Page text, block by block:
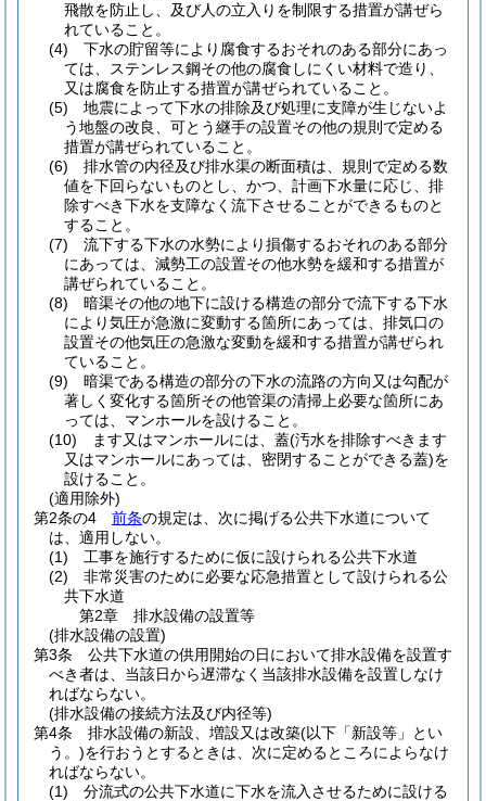
飛散を防止し、及び人の立入りを制限する措置が講ぜら
れていること。
(4)
下水の貯留等により腐食するおそれのある部分にあっ
ては、ステンレス鋼その他の腐食しにくい材料で造り、
又は腐食を防止する措置が講ぜられていること。
(5)
地震によって下水の排除及び処理に支障が生じないよ
う地盤の改良、可とう継手の設置その他の規則で定める
措置が講ぜられていること。
(6)
排水管の内径及び排水渠の断面積は、規則で定める数
値を下回らないものとし、かつ、計画下水量に応じ、排
除すべき下水を支障なく流下させることができるものと
すること。
(7)
流下する下水の水勢により損傷するおそれのある部分
にあっては、減勢工の設置その他水勢を緩和する措置が
講ぜられていること。
(8)
暗渠その他の地下に設ける構造の部分で流下する下水
により気圧が急激に変動する箇所にあっては、排気口の
設置その他気圧の急激な変動を緩和する措置が講ぜられ
ていること。
(9)
暗渠である構造の部分の下水の流路の方向又は勾配が
著しく変化する箇所その他管渠の清掃上必要な箇所にあ
っては、マンホールを設けること。
(10)
ます又はマンホールには、蓋(汚水を排除すべきます
又はマンホールにあっては、密閉することができる蓋)を
設けること。
(適用除外)
第2条の4
前条の規定は、次に掲げる公共下水道について
は、適用しない。
(1)
工事を施行するために仮に設けられる公共下水道
(2)
非常災害のために必要な応急措置として設けられる公
共下水道
第2章
排水設備の設置等
(排水設備の設置)
第3条
公共下水道の供用開始の日において排水設備を設置す
べき者は、当該日から遅滞なく当該排水設備を設置しなけ
ればならない。
(排水設備の接続方法及び内径等)
第4条
排水設備の新設、増設又は改築(以下「新設等」とい
う。)を行おうとするときは、次に定めるところによらなけ
ればならない。
(1)
分流式の公共下水道に下水を流入させるために設ける